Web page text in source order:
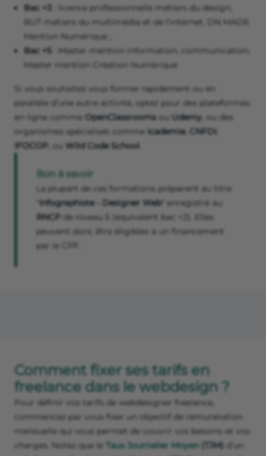
Bac +3
: licence professionnelle métiers du design,
BUT métiers du multimédia et de l'internet, DN MADE
Mention Numérique ;
Bac +5
: Master mention information, communication,
Master mention Création Numérique
Si vous souhaitez vous former rapidement ou en
parallèle d’une autre activité, optez pour des plateformes
en ligne comme
OpenClassrooms ou Udemy , ou des
organismes spécialisés comme Icademie, CNFDI
IFOCOP , ou Wild Code School
Bon à savoir
La plupart de ces formations préparent au titre
Infographiste - Designer Web" enregistré au
RNCP de niveau 5 (équivalent bac +2). Elles
peuvent donc être éligibles à un financement
par le CPF.
Comment fixer ses tarifs en
freelance dans le webdesign ?
Pour définir vos tarifs de webdesigner freelance,
commencez par vous fixer un objectif de rémunération
mensuelle qui vous permet de couvrir vos besoins et vos
charges. Notez que le Taux Journalier Moyen (TJM) d’un